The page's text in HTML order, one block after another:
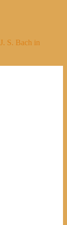
S. Bach in